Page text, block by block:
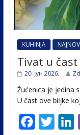
KUHINJA
Tivat u čast
20. јун 2026.
Žućenica je jedina
U čast ovе biljke
F T